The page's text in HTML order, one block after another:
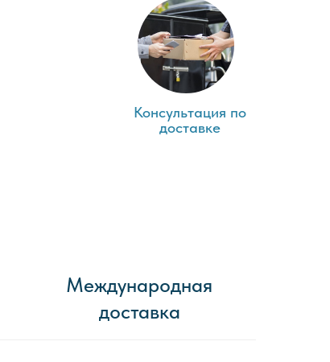
Консультация по
доставке
Международная
доставка